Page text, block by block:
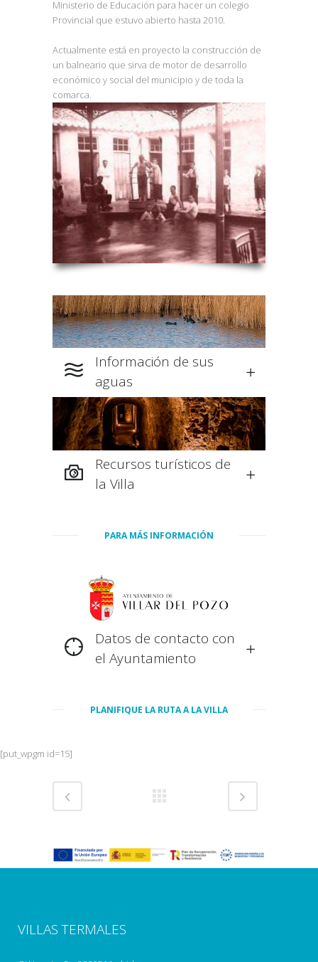
Ministerio de Educación para hacer un colegio
Provincial que estuvo abierto hasta 2010.
Actualmente está en proyecto la construcción de
un balneario que sirva de motor de desarrollo
económico y social del municipio y de toda la
comarca.
Información de sus
aguas
Recursos turísticos de
la Villa
PARA MÁS INFORMACIÓN
Datos de contacto con
el Ayuntamiento
PLANIFIQUE LA RUTA A LA VILLA
[put_wpgm id=15]
VILLAS TERMALES